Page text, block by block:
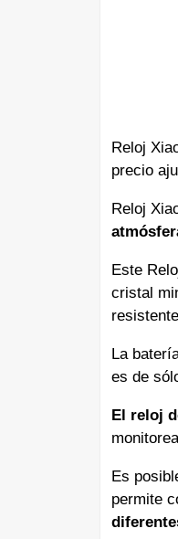
Reloj
precio
Reloj
Este
cristal
La
es de
El reloj
Es
permite